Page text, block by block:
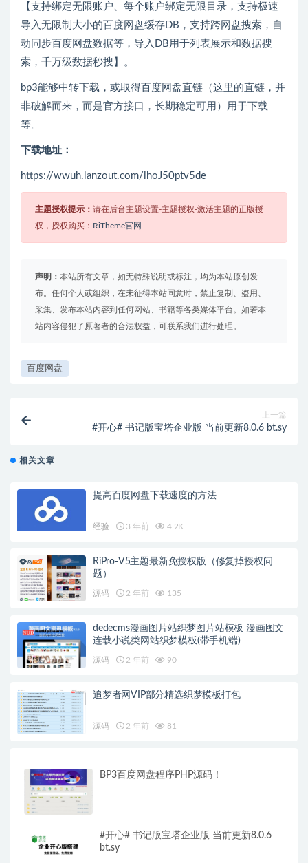
【支持绑定无限账户、每个账户绑定无限目录，支持极速
导入无限制大小的百度网盘缓存DB，支持跨网盘搜索，自
动同步百度网盘数据等，导入DB用于列表展示和数据搜
索，千万级数据秒搜】。
bp3能够中转下载，或取得百度网盘直链（这里的直链，并
非破解而来，而是官方接口，长期稳定可用）用于下载
等。
下载地址：
https://wwuh.lanzout.com/ihoJ50ptv5de
主题授权提示： 请在后台主题设置-主题授权-激活主题的正版授
权，授权购买： RiTheme官网
声明： 本站所有文章，如无特殊说明或标注，均为本站原创发
布。任何个人或组织，在未征得本站同意时，禁止复制、盗用、
采集、发布本站内容到任何网站、书籍等各类媒体平台。如若本
站内容侵犯了原著者的合法权益，可联系我们进行处理。
百度网盘
上一篇
#开心# 书记版宝塔企业版 当前更新8.0.6 bt.sy
相关文章
提高百度网盘下载速度的方法
经验 3 年前 4.2K
RiPro-V5主题最新免授权版（修复掉授权问
题）
源码 2 年前 135
dedecms漫画图片站织梦图片站模板 漫画图文
连载小说类网站织梦模板(带手机端)
源码 2 年前 90
追梦者网VIP部分精选织梦模板打包
源码 2 年前 81
BP3百度网盘程序PHP源码！
#开心# 书记版宝塔企业版 当前更新8.0.6
bt.sy